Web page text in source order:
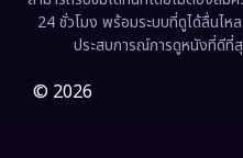
Film
Gothic
24 ชั่วโมง พร้อมระบบที่ดูได้ลื่นไ
ประสบการณ์การดูหนังที่ดีที่
© 2026